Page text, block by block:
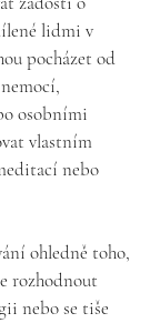
lidmi v
pocházet od
osobními
vlastním
nebo
ohledně toho,
rozhodnout
nebo se tiše